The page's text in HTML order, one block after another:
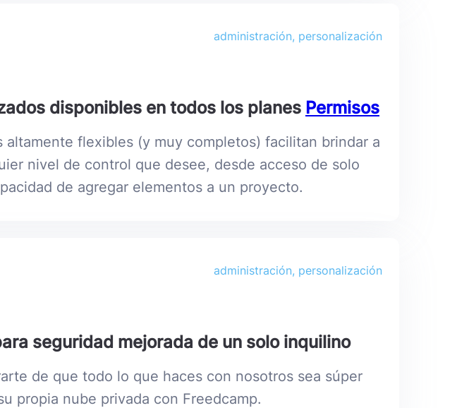
administración, personalización
disponibles en todos los planes Permisos
altamente flexibles (y muy completos) facilitan brindar a
nivel de control que desee, desde acceso de solo
de agregar elementos a un proyecto.
administración, personalización
seguridad mejorada de un solo inquilino
de que todo lo que haces con nosotros sea súper
propia nube privada con Freedcamp.